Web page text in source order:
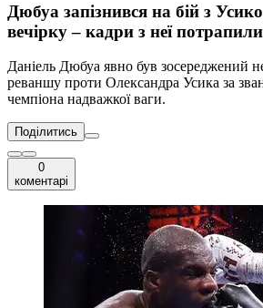
Дюбуа запізнився на бій з
вечірку – кадри з неї
Даніель Дюбуа явно був зосереджений
реваншу проти Олександра Усика за
чемпіона надважкої ваги.
Поділитись
0
коментарі